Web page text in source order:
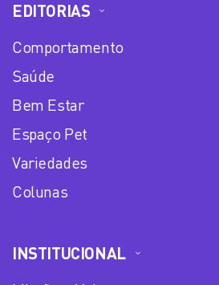
EDITORIAS
Comportamento
Saúde
Bem Estar
Espaço Pet
Variedades
Colunas
INSTITUCIONAL